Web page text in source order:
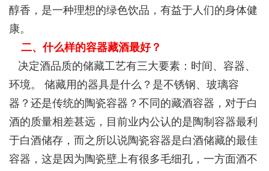
醇香，是一种理想的绿色饮品，有益于人们的身体健
康。
二、什么样的容器藏酒最好？
决定酒品质的储藏工艺有三大要素：时间、容器、
环境。 储藏用的器具是什么？是不锈钢、玻璃容
器？还是传统的陶瓷容器？不同的藏酒容器，对于白
酒的质量相差甚远，目前业内公认的是陶制容器最利
于白酒储存，而之所以说陶瓷容器是白酒储藏的最佳
容器，这是因为陶瓷壁上有很多毛细孔，一方面酒不